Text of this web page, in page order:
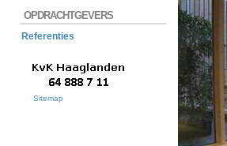
OPDRACHTGEVERS
Referenties
Sitemap